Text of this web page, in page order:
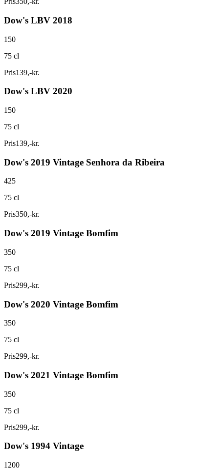
Dow's LBV 2018
150
75 cl
Pris139,-kr.
Dow's LBV 2020
150
75 cl
Pris139,-kr.
Dow's 2019 Vintage Senhora da Ribeira
425
75 cl
Pris350,-kr.
Dow's 2019 Vintage Bomfim
350
75 cl
Pris299,-kr.
Dow's 2020 Vintage Bomfim
350
75 cl
Pris299,-kr.
Dow's 2021 Vintage Bomfim
350
75 cl
Pris299,-kr.
Dow's 1994 Vintage
1200